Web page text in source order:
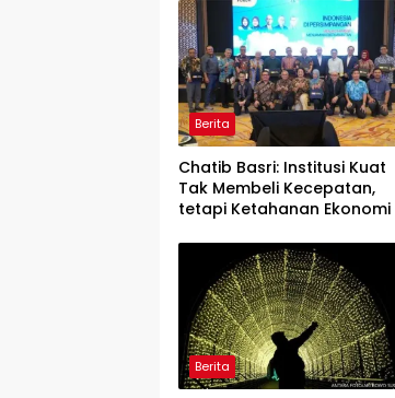
Berita
Chatib Basri: Institusi Kuat
Tak Membeli Kecepatan,
tetapi Ketahanan Ekonomi
Berita